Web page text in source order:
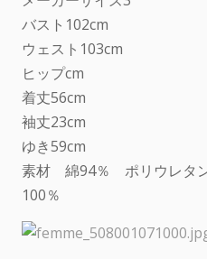
バスト102cm
ウェスト103cm
ヒップcm
着丈56cm
袖丈23cm
ゆき59cm
素材 綿94％ ポリウレタ
100％